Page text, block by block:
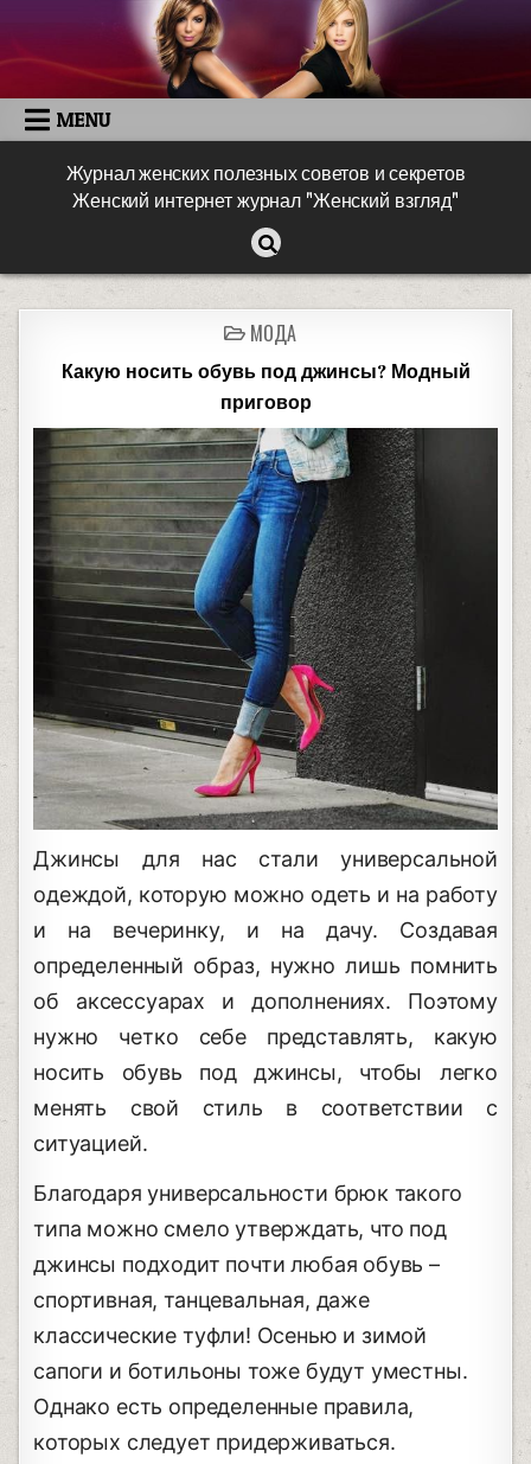
MENU
Журнал женских полезных советов и секретов
Женский интернет журнал "Женский взгляд"
МОДА
Какую носить обувь под джинсы? Модный
приговор
Джинсы для нас стали универсальной
одеждой, которую можно одеть и на работу
и на вечеринку, и на дачу. Создавая
определенный образ, нужно лишь помнить
об аксессуарах и дополнениях. Поэтому
нужно четко себе представлять, какую
носить обувь под джинсы, чтобы легко
менять свой стиль в соответствии с
ситуацией.
Благодаря универсальности брюк такого
типа можно смело утверждать, что под
джинсы подходит почти любая обувь –
спортивная, танцевальная, даже
классические туфли! Осенью и зимой
сапоги и ботильоны тоже будут уместны.
Однако есть определенные правила,
которых следует придерживаться.